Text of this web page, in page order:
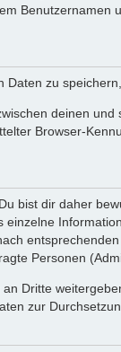
zu
deinen
Browser-
bist dir daher
Personen
Dritte
zur